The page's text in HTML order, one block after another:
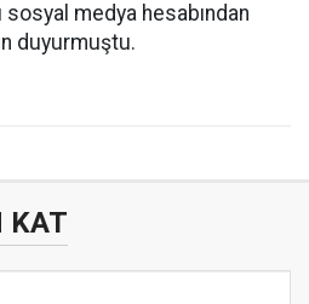
sosyal medya hesabından
duyurmuştu.
KAT